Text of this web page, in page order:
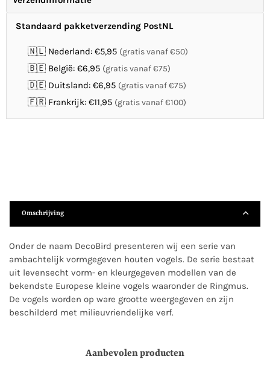
Standaard pakketverzending PostNL
🇳🇱 Nederland: €5,95 (gratis vanaf €50)
🇧🇪 België: €6,95 (gratis vanaf €75)
🇩🇪 Duitsland: €6,95 (gratis vanaf €75)
🇫🇷 Frankrijk: €11,95 (gratis vanaf €100)
Omschrijving
Onder de naam DecoBird presenteren wij een serie van
ambachtelijk vormgegeven houten vogels. De serie bestaat
uit levensecht vorm- en kleurgegeven modellen van de
bekendste Europese kleine vogels waaronder de Ringmus.
De vogels worden op ware grootte weergegeven en zijn
beschilderd met milieuvriendelijke verf.
Aanbevolen producten